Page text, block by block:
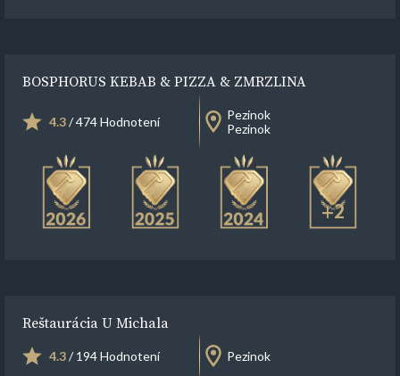
BOSPHORUS KEBAB & PIZZA & ZMRZLINA
4.3/ 474 Hodnotení
Pezinok
Pezinok
+2
Reštaurácia U Michala
4.3/ 194 Hodnotení Pezinok